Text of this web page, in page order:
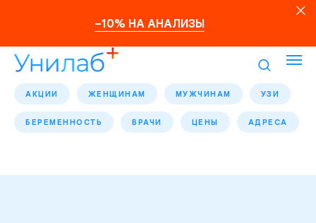
–10% НА АНАЛИЗЫ
АКЦИИ ЖЕНЩИНАМ МУЖЧИНАМ УЗИ
БЕРЕМЕННОСТЬ ВРАЧИ ЦЕНЫ АДРЕСА